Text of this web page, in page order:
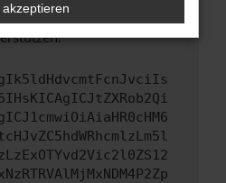
um uns bei der
akzeptieren